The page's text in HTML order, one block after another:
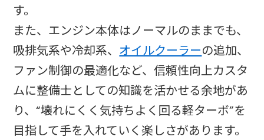
す。
また、エンジン本体はノーマルのままでも、
吸排気系や冷却系、 オイルクーラーの追加、
ファン制御の最適化など、信頼性向上カスタ
ムに整備士としての知識を活かせる余地があ
り、“壊れにくく気持ちよく回る軽ターボ”を
目指して手を入れていく楽しさがあります。